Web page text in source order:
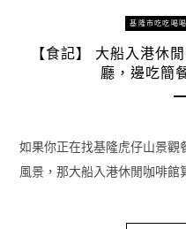
基隆市吃吃喝
【食記】 大船入港休
廳，邊吃簡
如果你正在找基隆虎仔山景觀
風景，那大船入港休閒咖啡